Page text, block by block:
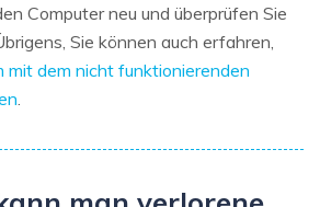
Computer neu und überprüfen Sie
Sie können auch erfahren,
mit dem nicht funktionierenden